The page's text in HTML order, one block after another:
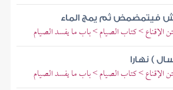
فيتمضمض ثم يمج الماء
الإقناع > كتاب الصيام > باب ما يفسد الصيام
) نهارا
الإقناع > كتاب الصيام > باب ما يفسد الصيام